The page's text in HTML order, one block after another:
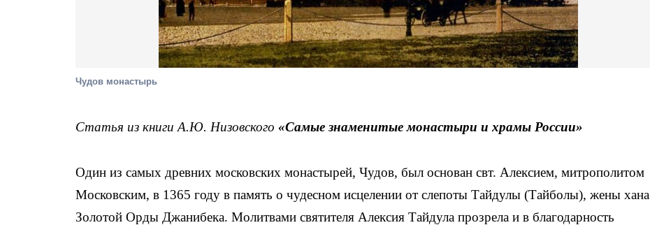
Чудов монастырь
Статья из книги А.Ю. Низовского «Самые знаменитые монастыри и храмы России»
Один из самых древних московских монастырей, Чудов, был основан свт. Алексием, митрополитом
Московским, в 1365 году в память о чудесном исцелении от слепоты Тайдулы (Тайболы), жены хана
Золотой Орды Джанибека. Молитвами святителя Алексия Тайдула прозрела и в благодарность